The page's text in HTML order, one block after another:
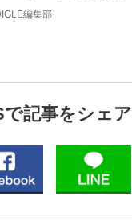
編集部
で記事をシェア